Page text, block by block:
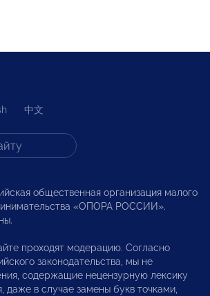
中文
общественная организация малого
«ОПОРА РОССИИ».
проходят модерацию. Согласно
законодательства, мы не
содержащие нецензурную лексику
даже в случае замены букв точками,